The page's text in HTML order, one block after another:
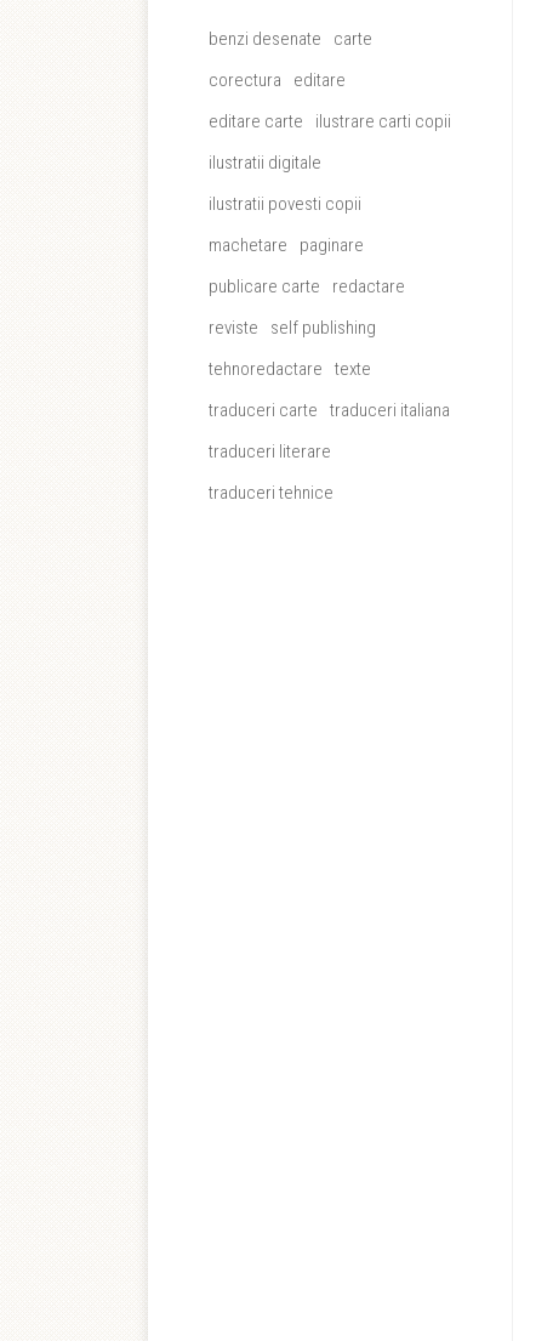
benzi desenate
carte
corectura
editare
editare carte
ilustrare carti copii
ilustratii digitale
ilustratii povesti copii
machetare
paginare
publicare carte
redactare
reviste
self publishing
tehnoredactare
texte
traduceri carte
traduceri italiana
traduceri literare
traduceri tehnice